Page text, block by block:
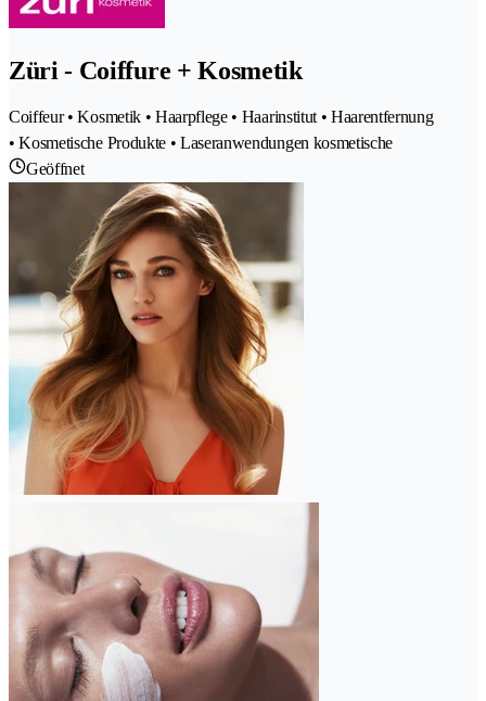
Züri - Coiffure + Kosmetik
Coiffeur • Kosmetik • Haarpflege • Haarinstitut • Haarentfernung
• Kosmetische Produkte • Laseranwendungen kosmetische
Geöffnet